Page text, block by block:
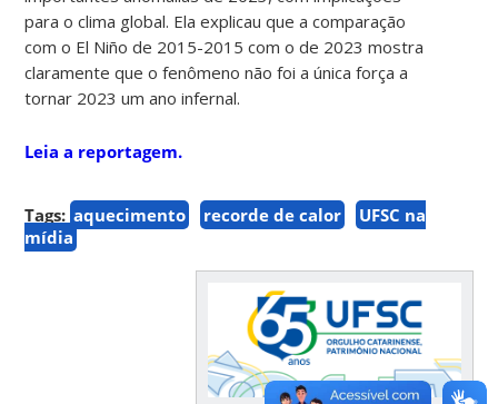
para o clima global. Ela explicau que a comparação
com o El Niño de 2015-2015 com o de 2023 mostra
claramente que o fenômeno não foi a única força a
tornar 2023 um ano infernal.
Leia a reportagem.
Tags: aquecimento recorde de calor
UFSC na
mídia